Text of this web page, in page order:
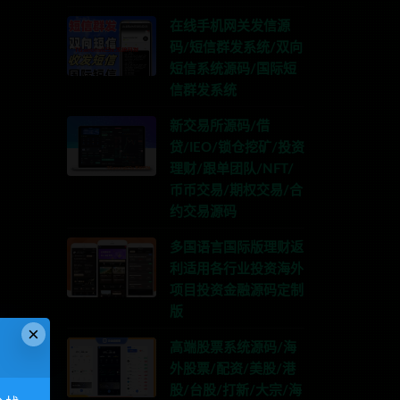
在线手机网关发信源
码/短信群发系统/双向
短信系统源码/国际短
信群发系统
新交易所源码/借
贷/IEO/锁仓挖矿/投资
理财/跟单团队/NFT/
币币交易/期权交易/合
约交易源码
多国语言国际版理财返
利适用各行业投资海外
项目投资金融源码定制
版
高端股票系统源码/海
外股票/配资/美股/港
股/台股/打新/大宗/海
×